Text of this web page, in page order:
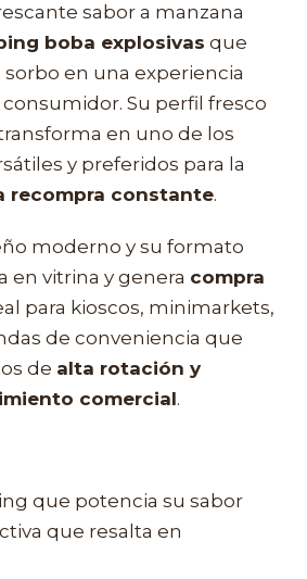
sabor a manzana
boba explosivas que
en una experiencia
Su perfil fresco
en uno de los
y preferidos para la
recompra constante.
moderno y su formato
en vitrina y genera compra
para kioscos, minimarkets,
de conveniencia que
de alta rotación y
comercial.
que potencia su sabor
que resalta en